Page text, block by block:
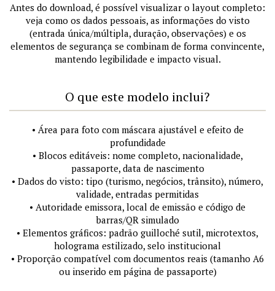
Antes do download, é possível visualizar o layout completo:
veja como os dados pessoais, as informações do visto
(entrada única/múltipla, duração, observações) e os
elementos de segurança se combinam de forma convincente,
mantendo legibilidade e impacto visual.
O que este modelo inclui?
• Área para foto com máscara ajustável e efeito de
profundidade
• Blocos editáveis: nome completo, nacionalidade,
passaporte, data de nascimento
• Dados do visto: tipo (turismo, negócios, trânsito), número,
validade, entradas permitidas
• Autoridade emissora, local de emissão e código de
barras/QR simulado
• Elementos gráficos: padrão guilloché sutil, microtextos,
holograma estilizado, selo institucional
• Proporção compatível com documentos reais (tamanho A6
ou inserido em página de passaporte)